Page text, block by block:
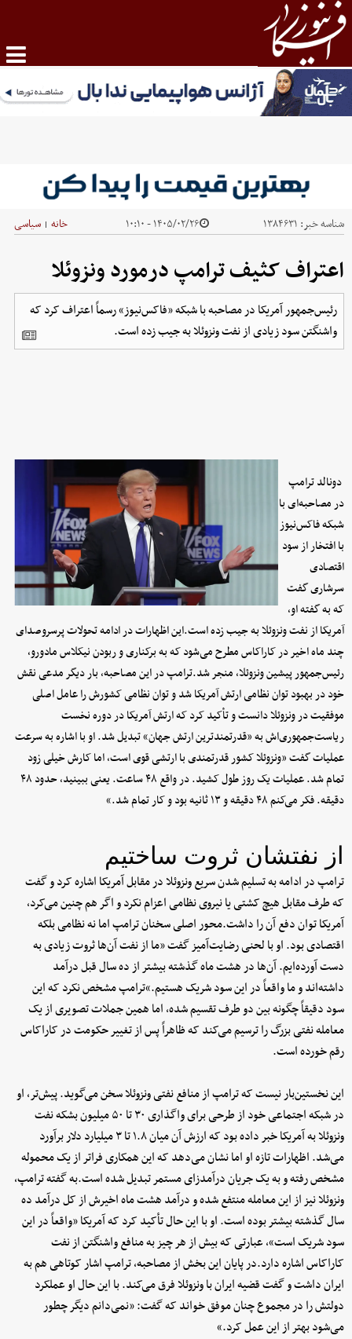
شناسه خبر: ۱۳۸۴۶۳۱ ۱۴۰۵/۰۲/۲۶ - ۱۰:۱۰ خانه | سیاسی
اعتراف کثیف ترامپ درمورد ونزوئلا
رئیس‌جمهور آمریکا در مصاحبه با شبکه «فاکس‌نیوز» رسماً اعتراف کرد که
واشنگتن سود زیادی از نفت ونزوئلا به جیب زده است.
دونالد ترامپ
در مصاحبه‌ای با
شبکه فاکس‌نیوز
با افتخار از سود
اقتصادی
سرشاری گفت
که به گفته او،
آمریکا از نفت ونزوئلا به جیب زده است.این اظهارات در ادامه تحولات پرسروصدای
چند ماه اخیر در کاراکاس مطرح می‌شود که به برکناری و ربودن نیکلاس مادورو،
رئیس‌جمهور پیشین ونزوئلا، منجر شد.ترامپ در این مصاحبه، بار دیگر مدعی نقش
خود در بهبود توان نظامی ارتش آمریکا شد و توان نظامی کشورش را عامل اصلی
موفقیت در ونزوئلا دانست و تأکید کرد که ارتش آمریکا در دوره نخست
ریاست‌جمهوری‌اش به «قدرتمندترین ارتش جهان» تبدیل شد. او با اشاره به سرعت
عملیات گفت «ونزوئلا کشور قدرتمندی با ارتشی قوی است، اما کارش خیلی زود
تمام شد. عملیات یک روز طول کشید. در واقع ۴۸ ساعت. یعنی ببینید، حدود ۴۸
دقیقه. فکر می‌کنم ۴۸ دقیقه و ۱۳ ثانیه بود و کار تمام شد.»
از نفتشان ثروت ساختیم
ترامپ در ادامه به تسلیم شدن سریع ونزوئلا در مقابل آمریکا اشاره کرد و گفت
که طرف مقابل هیچ کشتی یا نیروی نظامی‌ اعزام نکرد و اگر هم چنین می‌کرد،
آمریکا توان دفع آن را داشت.محور اصلی سخنان ترامپ اما نه نظامی بلکه
اقتصادی بود. او با لحنی رضایت‌آمیز گفت «ما از نفت آن‌ها ثروت زیادی به
دست آورده‌ایم. آن‌ها در هشت ماه گذشته بیشتر از ده سال قبل درآمد
داشته‌اند و ما واقعاً در این سود شریک هستیم.»ترامپ مشخص نکرد که این
سود دقیقاً چگونه بین دو طرف تقسیم شده، اما همین جملات تصویری از یک
معامله نفتی بزرگ را ترسیم می‌کند که ظاهراً پس از تغییر حکومت در کاراکاس
رقم خورده است.
این نخستین‌بار نیست که ترامپ از منافع نفتی ونزوئلا سخن می‌گوید. پیش‌تر، او
در شبکه اجتماعی خود از طرحی برای واگذاری ۳۰ تا ۵۰ میلیون بشکه نفت
ونزوئلا به آمریکا خبر داده بود که ارزش آن میان ۱.۸ تا ۳ میلیارد دلار برآورد
می‌شد. اظهارات تازه او اما نشان می‌دهد که این همکاری فراتر از یک محموله
مشخص رفته و به یک جریان درآمدزای مستمر تبدیل شده است.به گفته ترامپ،
ونزوئلا نیز از این معامله منتفع شده و درآمد هشت ماه اخیرش از کل درآمد ده
سال گذشته بیشتر بوده است. او با این حال تأکید کرد که آمریکا «واقعاً در این
سود شریک است»، عبارتی که بیش از هر چیز به منافع واشنگتن از نفت
کاراکاس اشاره دارد.در پایان این بخش از مصاحبه، ترامپ اشار کوتاهی هم به
ایران داشت و گفت قضیه ایران با ونزوئلا فرق می‌کند. با این حال او عملکرد
دولتش را در مجموع چنان موفق خواند که گفت: «نمی‌دانم دیگر چطور
می‌شود بهتر از این عمل کرد.»